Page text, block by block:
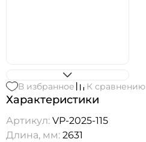
В избранное К сравнению
Характеристики
Артикул: VP-2025-115
Длина, мм: 2631